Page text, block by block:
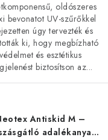
oldószeres
bevonatot UV-szűrőkkel
úgy tervezték és
ki, hogy megbízható
védelmet és esztétikus
biztosítson az...
Antiskid M –
adalékanyag